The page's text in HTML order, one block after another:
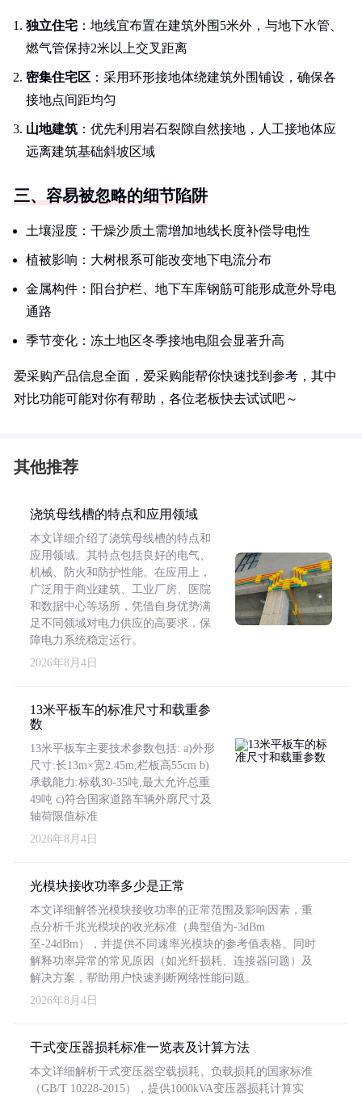
独立住宅 ：地线宜布置在建筑外围5米外，与地下水管、
燃气管保持2米以上交叉距离
密集住宅区 ：采用环形接地体绕建筑外围铺设，确保各
接地点间距均匀
山地建筑 ：优先利用岩石裂隙自然接地，人工接地体应
远离建筑基础斜坡区域
三、容易被忽略的细节陷阱
土壤湿度：干燥沙质土需增加地线长度补偿导电性
植被影响：大树根系可能改变地下电流分布
金属构件：阳台护栏、地下车库钢筋可能形成意外导电
通路
季节变化：冻土地区冬季接地电阻会显著升高
爱采购产品信息全面，爱采购能帮你快速找到参考，其中
对比功能可能对你有帮助，各位老板快去试试吧～
其他推荐
浇筑母线槽的特点和应用领域
本文详细介绍了浇筑母线槽的特点和
应用领域。其特点包括良好的电气、
机械、防火和防护性能。在应用上，
广泛用于商业建筑、工业厂房、医院
和数据中心等场所，凭借自身优势满
足不同领域对电力供应的高要求，保
障电力系统稳定运行。
2026年8月4日
13米平板车的标准尺寸和载重参
数
13米平板车主要技术参数包括: a)外形
尺寸:长13m×宽2.45m,栏板高55cm b)
承载能力:标载30-35吨,最大允许总重
49吨 c)符合国家道路车辆外廓尺寸及
轴荷限值标准
2026年8月4日
光模块接收功率多少是正常
本文详细解答光模块接收功率的正常范围及影响因素，重
点分析千兆光模块的收光标准（典型值为-3dBm
至-24dBm），并提供不同速率光模块的参考值表格。同时
解释功率异常的常见原因（如光纤损耗、连接器问题）及
解决方案，帮助用户快速判断网络性能问题。
2026年8月4日
干式变压器损耗标准一览表及计算方法
本文详细解析干式变压器空载损耗、负载损耗的国家标准
（GB/T 10228-2015），提供1000kVA变压器损耗计算实